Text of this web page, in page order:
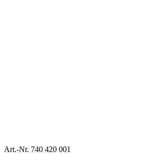
Stahl
Art.-Nr. 740 420 001